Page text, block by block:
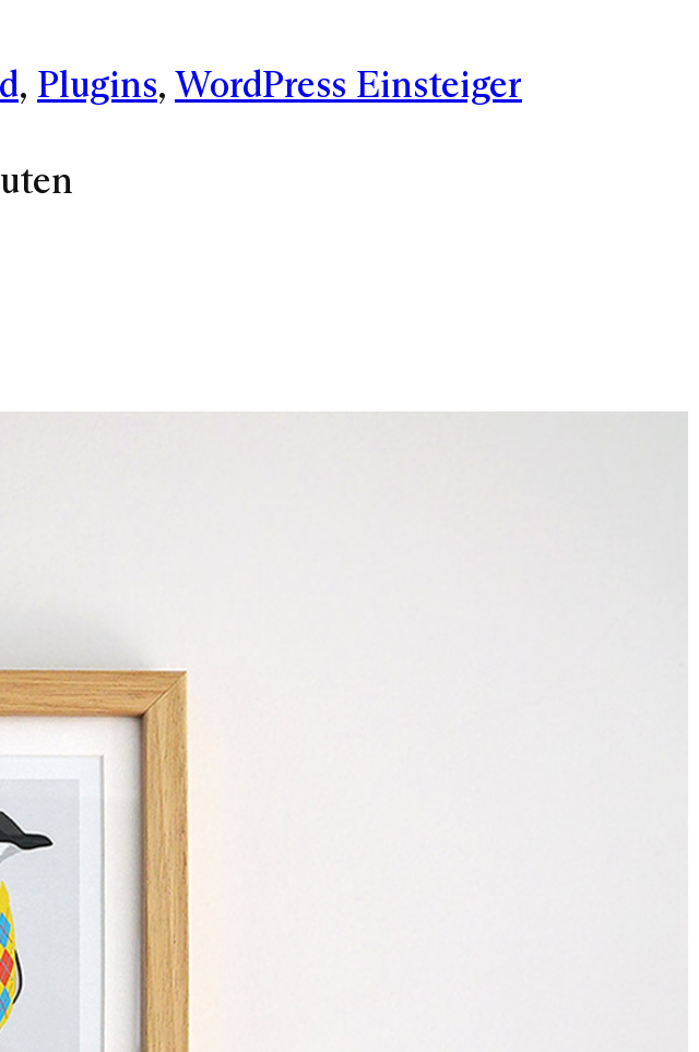
, Plugins, WordPress Einsteiger